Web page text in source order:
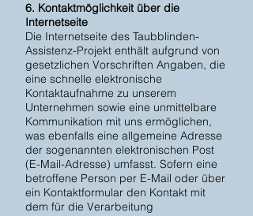
6. Kontaktmöglichkeit über die
Internetseite
Die Internetseite des Taubblinden-
Assistenz-Projekt enthält aufgrund von
gesetzlichen Vorschriften Angaben, die
eine schnelle elektronische
Kontaktaufnahme zu unserem
Unternehmen sowie eine unmittelbare
Kommunikation mit uns ermöglichen,
was ebenfalls eine allgemeine Adresse
der sogenannten elektronischen Post
(E-Mail-Adresse) umfasst. Sofern eine
betroffene Person per E-Mail oder über
ein Kontaktformular den Kontakt mit
dem für die Verarbeitung